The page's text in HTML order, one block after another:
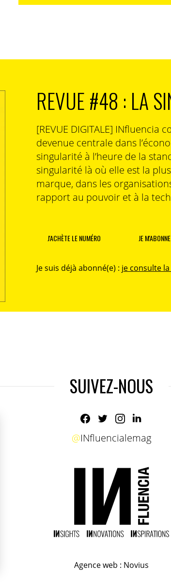
REVUE #48 : LA
[REVUE DIGITALE]
devenue centrale dans
singularité à l’heure de la
singularité là où elle est la
marque, dans les
rapport au pouvoir et à la
J'ACHÈTE LE NUMÉRO JE
Je suis déjà abonné(e) : je consulte
SUIVEZ-NOUS
@INfluencialemag
Agence web : Novius